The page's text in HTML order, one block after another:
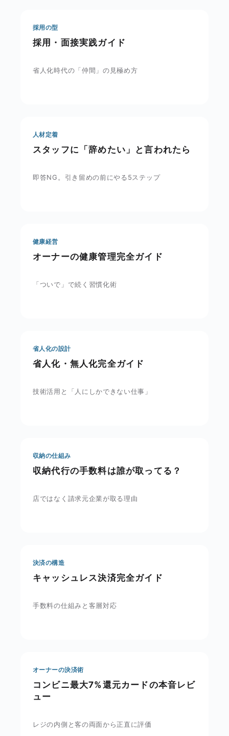
採用の型
採用・面接実践ガイド
省人化時代の「仲間」の見極め方
人材定着
スタッフに「辞めたい」と言われたら
即答NG。引き留めの前にやる5ステップ
健康経営
オーナーの健康管理完全ガイド
「ついで」で続く習慣化術
省人化の設計
省人化・無人化完全ガイド
技術活用と「人にしかできない仕事」
収納の仕組み
収納代行の手数料は誰が取ってる？
店ではなく請求元企業が取る理由
決済の構造
キャッシュレス決済完全ガイド
手数料の仕組みと客層対応
オーナーの決済術
コンビニ最大7%還元カードの本音レビ
ュー
レジの内側と客の両面から正直に評価